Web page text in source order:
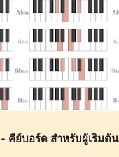
คีย์บอร์ด สำหรับผู้เริ่มต้น